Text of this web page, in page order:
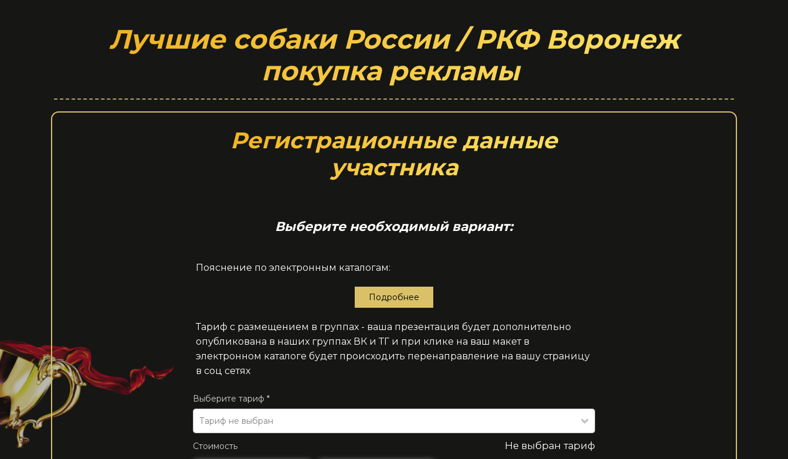
Лучшие собаки России / РКФ Воронеж
покупка рекламы
Регистрационные данные
участника
Выберите необходимый вариант:
Пояснение по электронным каталогам:
Подробнее
Тариф с размещением в группах - ваша презентация будет дополнительно
опубликована в наших группах ВК и ТГ и при клике на ваш макет в
электронном каталоге будет происходить перенаправление на вашу страницу
в соц сетях
Выберите тариф *
Тариф не выбран
Стоимость Не выбран тариф